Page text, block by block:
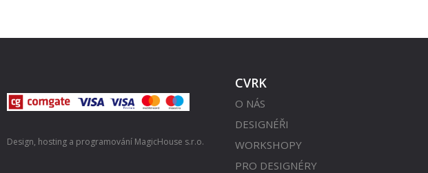
Design, hosting a programování MagicHouse s.r.o.
CVRK
O NÁS
DESIGNÉŘI
WORKSHOPY
PRO DESIGNÉRY